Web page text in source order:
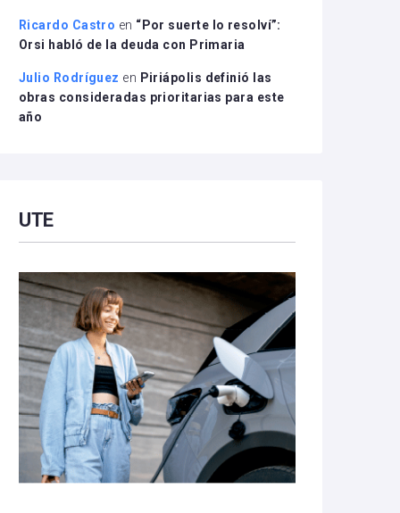
Ricardo Castro en “Por suerte lo resolví”:
Orsi habló de la deuda con Primaria
Julio Rodríguez en Piriápolis definió las
obras consideradas prioritarias para este
año
UTE